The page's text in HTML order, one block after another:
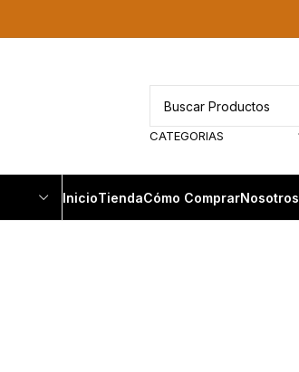
CATEGORIAS
InicioTiendaCómo ComprarNosotros